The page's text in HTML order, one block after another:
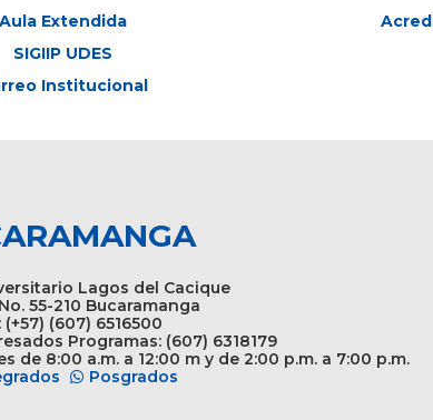
Aula Extendida
SIGIIP UDES
Institucional
Lagos del Cacique
55-210 Bucaramanga
(+57) (607) 6516500
Programas: (607) 6318179
de 8:00 a.m. a 12:00 m y de 2:00 p.m. a 7:00 p.m.
Posgrados